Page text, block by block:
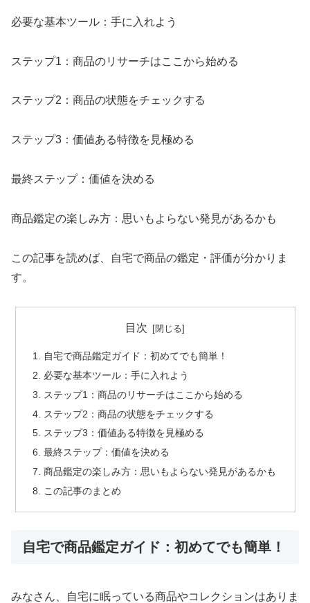
必要な基本ツール：手に入れよう
ステップ1：商品のリサーチはここから始める
ステップ2：商品の状態をチェックする
ステップ3：価値ある特徴を見極める
最終ステップ：価値を決める
商品鑑定の楽しみ方：思いもよらない発見があるかも
この記事を読めば、自宅で商品の鑑定・評価が分かりま
す。
目次
自宅で商品鑑定ガイド：初めてでも簡単！
必要な基本ツール：手に入れよう
ステップ1：商品のリサーチはここから始める
ステップ2：商品の状態をチェックする
ステップ3：価値ある特徴を見極める
最終ステップ：価値を決める
商品鑑定の楽しみ方：思いもよらない発見があるかも
この記事のまとめ
自宅で商品鑑定ガイド：初めてでも簡単！
みなさん、自宅に眠っている商品やコレクションはありま